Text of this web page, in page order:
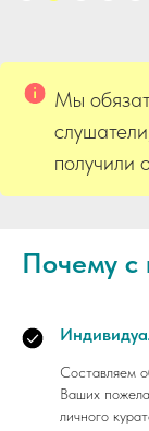
Мы
получили
Почему с
Составляем
Ваших
личного